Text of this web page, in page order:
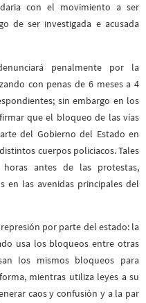
con el movimiento a ser
de ser investigada e acusada
penalmente por la
con penas de 6 meses a 4
sin embargo en los
que el bloqueo de las vías
del Gobierno del Estado en
cuerpos policiacos. Tales
antes de las protestas,
en las avenidas principales del
por parte del estado: la
usa los bloqueos entre otras
los mismos bloqueos para
mientras utiliza leyes a su
caos y confusión y a la par